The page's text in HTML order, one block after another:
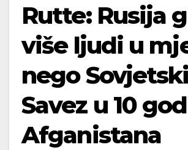
Rutte: Rusija
više ljudi u
nego Sovjetski
Savez u 10
Afganistana